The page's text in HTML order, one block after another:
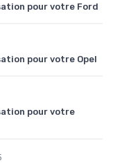
pour votre Ford
pour votre Opel
pour votre